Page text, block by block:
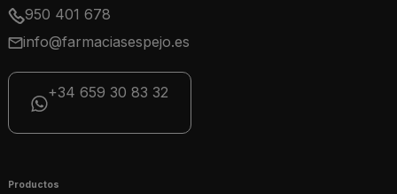
950 401 678
info@farmaciasespejo.es
+34 659 30 83 32
Productos